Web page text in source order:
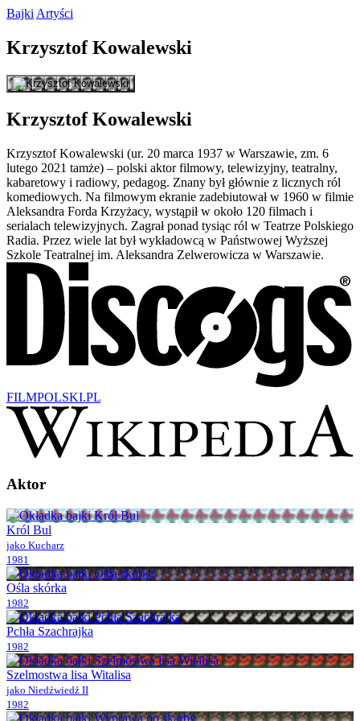
Bajki Artyści
Krzysztof Kowalewski
Krzysztof Kowalewski
Krzysztof Kowalewski (ur. 20 marca 1937 w Warszawie, zm. 6
lutego 2021 tamże) – polski aktor filmowy, telewizyjny, teatralny,
kabaretowy i radiowy, pedagog. Znany był głównie z licznych ról
komediowych. Na filmowym ekranie zadebiutował w 1960 w filmie
Aleksandra Forda Krzyżacy, wystąpił w około 120 filmach i
serialach telewizyjnych. Zagrał ponad tysiąc ról w Teatrze Polskiego
Radia. Przez wiele lat był wykładowcą w Państwowej Wyższej
Szkole Teatralnej im. Aleksandra Zelwerowicza w Warszawie.
FILMPOLSKI.PL
Aktor
Król Bul
jako Kucharz
1981
Ośla skórka
1982
Pchła Szachrajka
1982
Szelmostwa lisa Witalisa
jako Niedźwiedź II
1982